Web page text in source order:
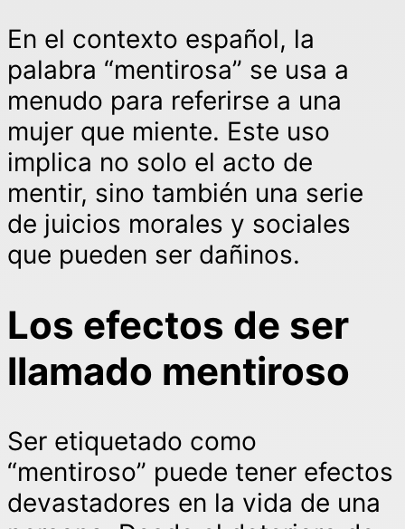
En el contexto español, la
palabra “mentirosa” se usa a
menudo para referirse a una
mujer que miente. Este uso
implica no solo el acto de
mentir, sino también una serie
de juicios morales y sociales
que pueden ser dañinos.
Los efectos de ser
llamado mentiroso
Ser etiquetado como
“mentiroso” puede tener efectos
devastadores en la vida de una